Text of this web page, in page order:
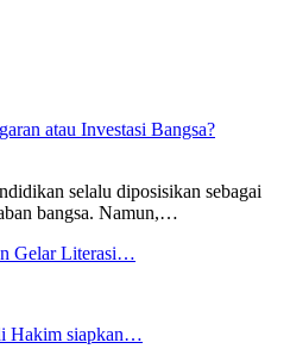
atau Investasi Bangsa?
selalu diposisikan sebagai
bangsa. Namun,…
Gelar Literasi…
Hakim siapkan…